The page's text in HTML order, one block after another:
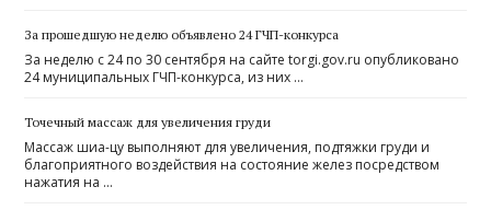
За прошедшую неделю объявлено 24 ГЧП-конкурса
За неделю с 24 по 30 сентября на сайте torgi.gov.ru опубликовано
24 муниципальных ГЧП-конкурса, из них …
Точечный массаж для увеличения груди
Массаж шиа-цу выполняют для увеличения, подтяжки груди и
благоприятного воздействия на состояние желез посредством
нажатия на …